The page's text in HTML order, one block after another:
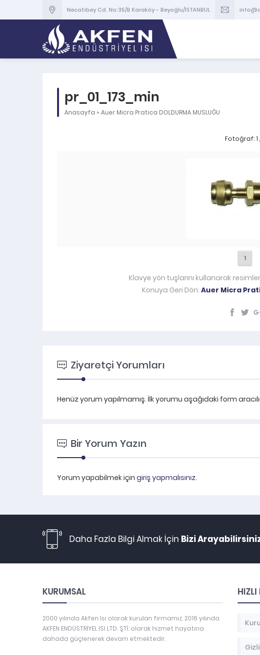
Necatibey Cd. No:35/B Karaköy - Beyoğlu/İSTANBUL
pr_01_173_min
Anasayfa » Auer Micra Pratica DOLDURMA MUSLUĞU
Fotoğraf: 1
1
Klavye yön tuşlarını kullanarak
Konuya Geri Dön: Auer Micra
Ziyaretçi Yorumları
Henüz yorum yapılmamış. İlk yorumu aşağıdaki form
Bir Yorum Yazın
Yorum yapabilmek için giriş yapmalısınız.
Daha Fazla Bilgi Almak İçin Bizi
KURUMSAL
2000 yılında Akfen Isı olarak kurulan firmamız, 2016 yılında
AKFEN ENDÜSTRİYEL ISI LTD. ŞTİ. olarak hizmet hayatına
dahada güçlenerek devam etmektedir.
HIZLI